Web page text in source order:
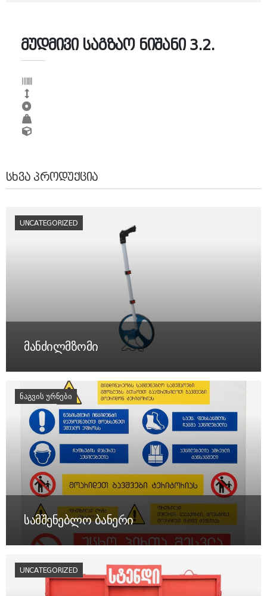
მუდმივი საგზაო ნიშანი 3.2.
ᲡᲮᲕᲐ ᲞᲠᲝᲓᲣᲥᲪᲘᲐ
მანძილმზომი
UNCATEGORIZED
სამშენებლო ბანერი
ᲜᲐᲒᲕᲘᲡ ᲣᲠᲜᲔᲑᲘ
UNCATEGORIZED